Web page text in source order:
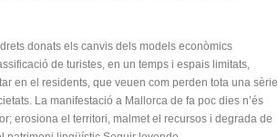
donats els canvis dels models econòmics
de turistes, en un temps i espais limitats,
en el residents, que veuen com perden tota una sèrie
La manifestació a Mallorca de fa poc dies n’és
erosiona el territori, malmet el recursos i degrada de